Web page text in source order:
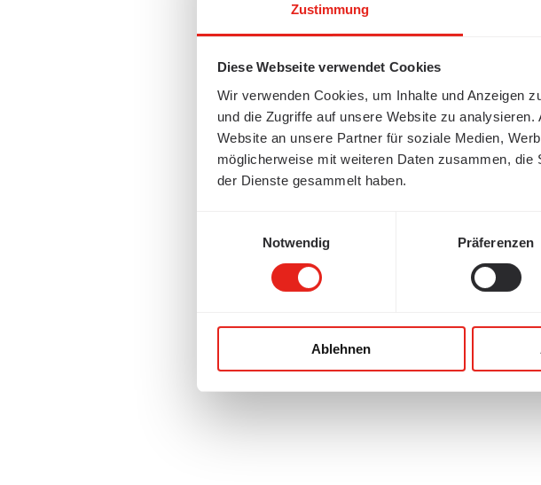
Zustimmung
Diese Webseite verwendet Cookies
Wir verwenden Cookies, um Inhalte und Anzeigen
und die Zugriffe auf unsere Website zu
Website an unsere Partner für soziale Medien,
möglicherweise mit weiteren Daten zusammen,
der Dienste gesammelt haben.
Notwendig
Präferenzen
Ablehnen